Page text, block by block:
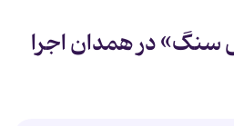
سنگ» در همدان اجرا